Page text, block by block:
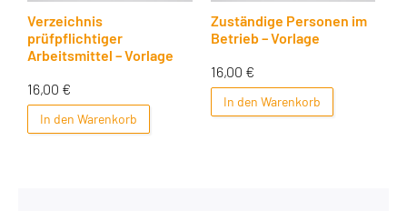
Verzeichnis
prüfpflichtiger
Arbeitsmittel – Vorlage
16,00 €
In den Warenkorb
Zuständige Personen im
Betrieb – Vorlage
16,00 €
In den Warenkorb